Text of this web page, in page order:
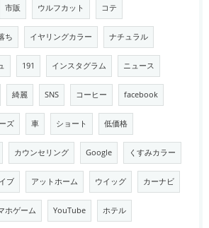
市販 ウルフカット コテ
ち イヤリングカラー ナチュラル
191 インスタグラム ニュース
綺麗 SNS コーヒー facebook
ズ 車 ショート 低価格
カウンセリング Google くすみカラー
ブ アットホーム ウイッグ カーナビ
ホゲーム YouTube ホテル